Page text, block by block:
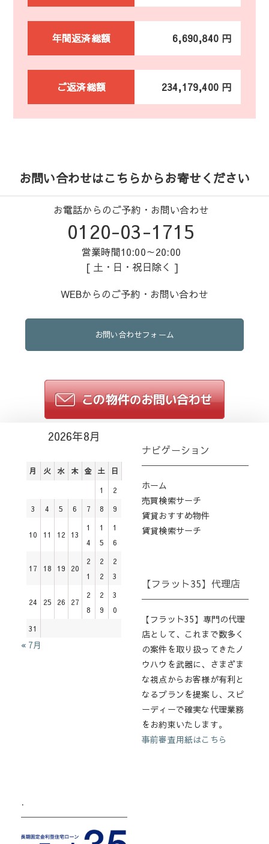
年間返済総額 6,690,840 円
ご返済総額 234,179,400 円
お問い合わせはこちらからお寄せください
お電話からのご予約・お問い合わせ
0120-03-1715
営業時間10:00～20:00
[ 土・日・祝日除く ]
WEBからのご予約・お問い合わせ
お問い合わせフォーム
2026年8月
月 火 水 木 金 土 日
1
2
3
4 5 6 7 8 9
10 11 12 13
1
4
1
5
1
6
17 18 19 20
2
1
2
2
2
3
24 25 26 27
2
8
2
9
3
0
31
« 7月
ナビゲーション
ホーム
売買検索サーチ
賃貸おすすめ物件
賃貸検索サーチ
【フラット35】代理店
【フラット35】専門の代理
店として、これまで数多く
の案件を取り扱ってきたノ
ウハウを武器に、さまざま
な視点からお客様が有利と
なるプランを提案し、スピ
ーディーで確実な代理業務
をお約束いたします。
事前審査用紙はこちら
.